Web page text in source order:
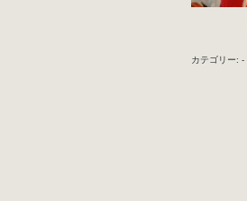
カテゴリー: -